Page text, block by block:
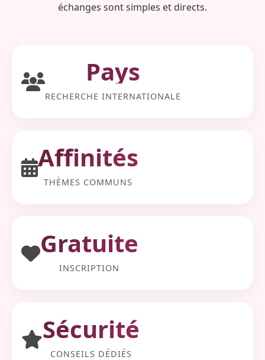
échanges sont simples et directs.
Pays
RECHERCHE INTERNATIONALE
Affinités
THÈMES COMMUNS
Gratuite
INSCRIPTION
Sécurité
CONSEILS DÉDIÉS